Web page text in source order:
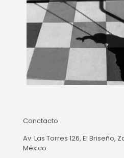
Conctacto
Av. Las Torres 126, El Briseño,
México.